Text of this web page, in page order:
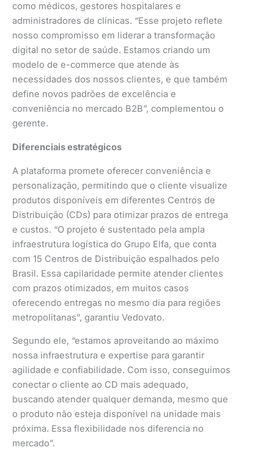
como médicos, gestores hospitalares e
administradores de clínicas. “Esse projeto reflete
nosso compromisso em liderar a transformação
digital no setor de saúde. Estamos criando um
modelo de e-commerce que atende às
necessidades dos nossos clientes, e que também
define novos padrões de excelência e
conveniência no mercado B2B”, complementou o
gerente.
Diferenciais estratégicos
A plataforma promete oferecer conveniência e
personalização, permitindo que o cliente visualize
produtos disponíveis em diferentes Centros de
Distribuição (CDs) para otimizar prazos de entrega
e custos. “O projeto é sustentado pela ampla
infraestrutura logística do Grupo Elfa, que conta
com 15 Centros de Distribuição espalhados pelo
Brasil. Essa capilaridade permite atender clientes
com prazos otimizados, em muitos casos
oferecendo entregas no mesmo dia para regiões
metropolitanas”, garantiu Vedovato.
Segundo ele, “estamos aproveitando ao máximo
nossa infraestrutura e expertise para garantir
agilidade e confiabilidade. Com isso, conseguimos
conectar o cliente ao CD mais adequado,
buscando atender qualquer demanda, mesmo que
o produto não esteja disponível na unidade mais
próxima. Essa flexibilidade nos diferencia no
mercado”.